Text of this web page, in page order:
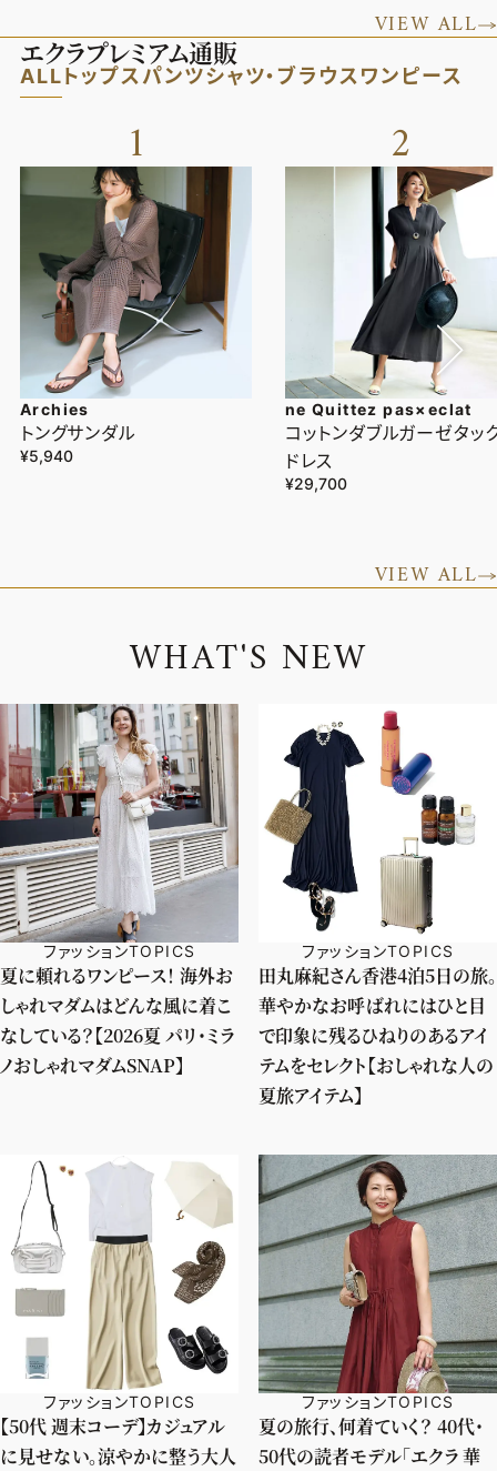
VIEW ALL
エクラプレミアム通販
ALLトップス パンツシャツ・ブラウス ワンピース
1
Archies
トングサンダル
¥5,940
2
ne Quittez pas×eclat
コットンダブルガーゼタッ
ドレス
¥29,700
VIEW ALL
WHAT'S NEW
ファッションTOPICS
夏に頼れるワンピース！ 海外お
しゃれマダムはどんな風に着こ
なしている？【2026夏 パリ・ミラ
ノおしゃれマダムSNAP】
ファッションTOPICS
田丸麻紀さん香港4泊5日の旅。
華やかなお呼ばれにはひと目
で印象に残るひねりのあるアイ
テムをセレクト【おしゃれな人の
夏旅アイテム】
ファッションTOPICS
【50代 週末コーデ】カジュアル
に見せない。涼やかに整う大人
ファッションTOPICS
夏の旅行、何着ていく？ 40代・
50代の読者モデル「エクラ 華